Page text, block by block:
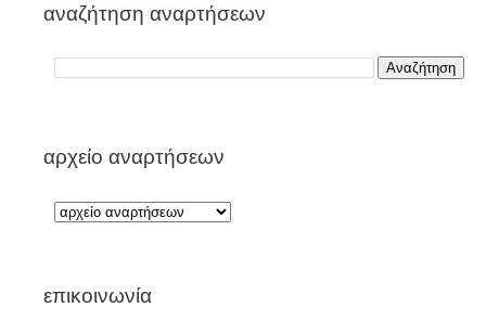
αναζήτηση αναρτήσεων
αρχείο αναρτήσεων
επικοινωνία